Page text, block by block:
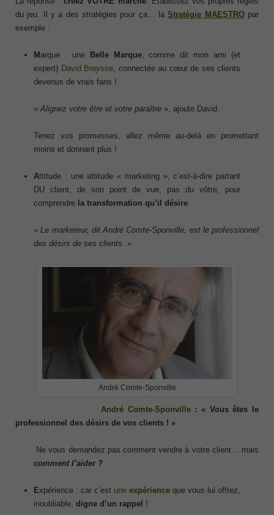
du jeu. Il y a des stratégies pour ça… laStratégie MAESTRO par
exemple :
M arque : une Belle Marque, comme dit mon ami (et
expert) David Breysse, connectée au cœur de ses clients
devenus de vrais fans !
« Alignez votre être et votre paraître », ajoute David.
Tenez vos promesses, allez même au-delà en promettant
moins et donnant plus !
Attitude : une attitude « marketing », c’est-à-dire partant
DU client, de son point de vue, pas du vôtre, pour
comprendre la transformation qu’il désire.
« Le marketeur, dit André Comte-Sponville, est le professionnel
des désirs de ses clients. »
André Comte-Sponville
André Comte-Sponville: « Vous êtes le
professionnel des désirs de vos clients ! »
Ne vous demandez pas comment vendre à votre client… mais
comment l’aider ?
Expérience : car c’est une expérience que vous lui offrez,
inoubliable, digne d’un rappel !